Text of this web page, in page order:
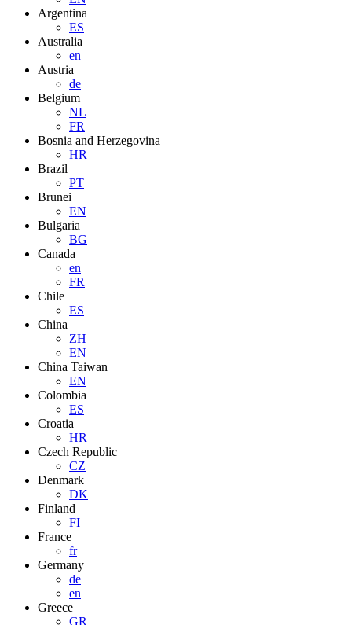
Argentina
ES
Australia
en
Austria
de
Belgium
NL
FR
Bosnia and Herzegovina
HR
Brazil
PT
Brunei
EN
Bulgaria
BG
Canada
en
FR
Chile
ES
China
ZH
EN
China Taiwan
EN
Colombia
ES
Croatia
HR
Czech Republic
CZ
Denmark
DK
Finland
FI
France
fr
Germany
de
en
Greece
GR